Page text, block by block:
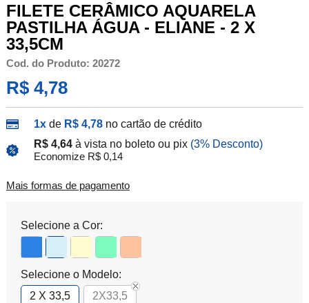
FILETE CERÂMICO AQUARELA
PASTILHA ÁGUA - ELIANE - 2 X
33,5CM
Cod. do Produto: 20272
R$ 4,78
1xde R$ 4,78 no cartão de crédito
R$ 4,64 à vista no boleto ou pix (3% Desconto)
Economize R$ 0,14
Mais formas de pagamento
Selecione a Cor:
Selecione o Modelo:
2 X 33,5
2X33,5